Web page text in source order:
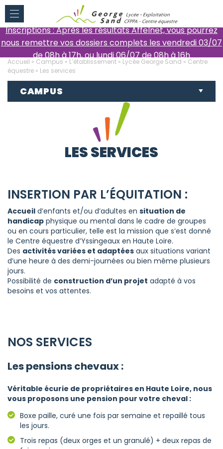
Inscriptions : Après les résultats Affelnet, vous pourrez
nous remettre vos dossiers complets les vendredi 03/07
de 08h à 17h, ou lundi 06/07 de 08h à 16h
Accueil » Campus » L’établissement » Lycée George Sand » Centre
équestre » Les services
CAMPUS
LES SERVICES
INSERTION PAR L’ÉQUITATION :
Accueil d’enfants et/ou d’adultes en situation de
handicap physique ou mental dans le cadre de groupes
ou en cours particulier, telle est la mission que s’est donné
le Centre équestre d’Yssingeaux en Haute Loire.
Des activités variées et adaptées aux situations variant
d’une heure à des demi-journées ou bien même plusieurs
jours.
Possibilité de construction d’un projet adapté à vos
besoins et vos attentes.
NOS SERVICES
Les pensions chevaux :
Véritable écurie de propriétaires en Haute Loire, nous
vous proposons une pension pour votre cheval :
Boxe paille, curé une fois par semaine et repaillé tous
les jours.
Trois repas (deux orges et un granulé) + deux repas de